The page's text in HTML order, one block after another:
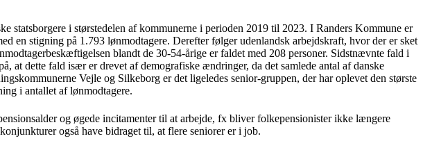
i størstedelen af kommunerne i perioden 2019 til 2023. I Randers Kommune er
en stigning på 1.793 lønmodtagere. Derefter følger udenlandsk arbejdskraft, hvor der er sket
blandt de 30-54-årige er faldet med 208 personer. Sidstnævnte fald i
at dette fald især er drevet af demografiske ændringer, da det samlede antal af danske
Vejle og Silkeborg er det ligeledes senior-gruppen, der har oplevet den største
i antallet af lønmodtagere.
og øgede incitamenter til at arbejde, fx bliver folkepensionister ikke længere
også have bidraget til, at flere seniorer er i job.